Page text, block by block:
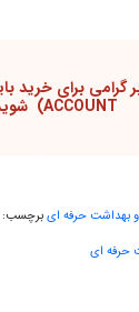
ACCOUNT) شوید و بعد از خرید در حساب کاربری می می توانید محصولات را دانلود کنید
بهداشت حرفه ایبرچسب:
حرفه ای